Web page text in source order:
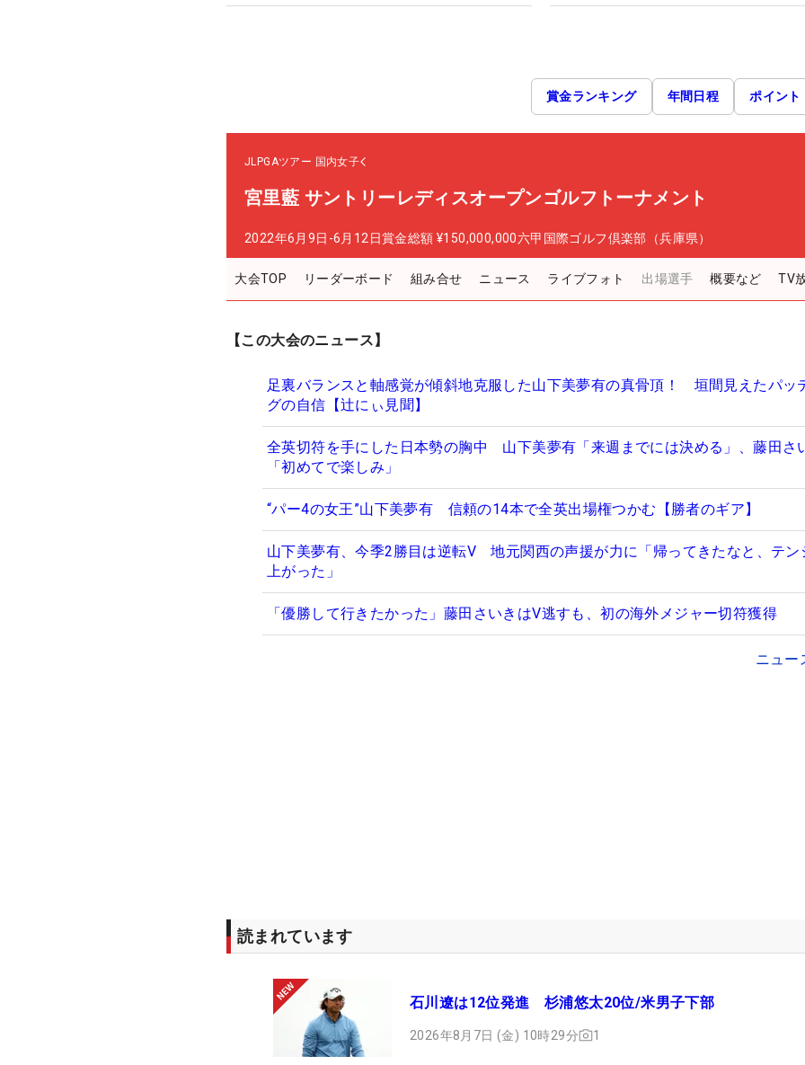
賞金ランキング 年間日程 ポイント
JLPGAツアー 国内女子
宮里藍 サントリーレディスオープンゴルフトーナメント
2022年6月9日-6月12日賞金総額 ¥150,000,000六甲国際ゴルフ倶楽部（兵庫県）
大会TOP リーダーボード 組み合せ ニュース ライブフォト 出場選手 概要など TV
【この大会のニュース】
足裏バランスと軸感覚が傾斜地克服した山下美夢有の真骨頂！ 垣間見えたパッ
グの自信【辻にぃ見聞】
全英切符を手にした日本勢の胸中 山下美夢有「来週までには決める」、藤田さ
「初めてで楽しみ」
“パー4の女王”山下美夢有 信頼の14本で全英出場権つかむ【勝者のギア】
山下美夢有、今季2勝目は逆転V 地元関西の声援が力に「帰ってきたなと、テン
上がった」
「優勝して行きたかった」藤田さいきはV逃すも、初の海外メジャー切符獲得
ニュー
読まれています
石川遼は12位発進 杉浦悠太20位/米男子下部
2026年8月7日 (金) 10時29分 1